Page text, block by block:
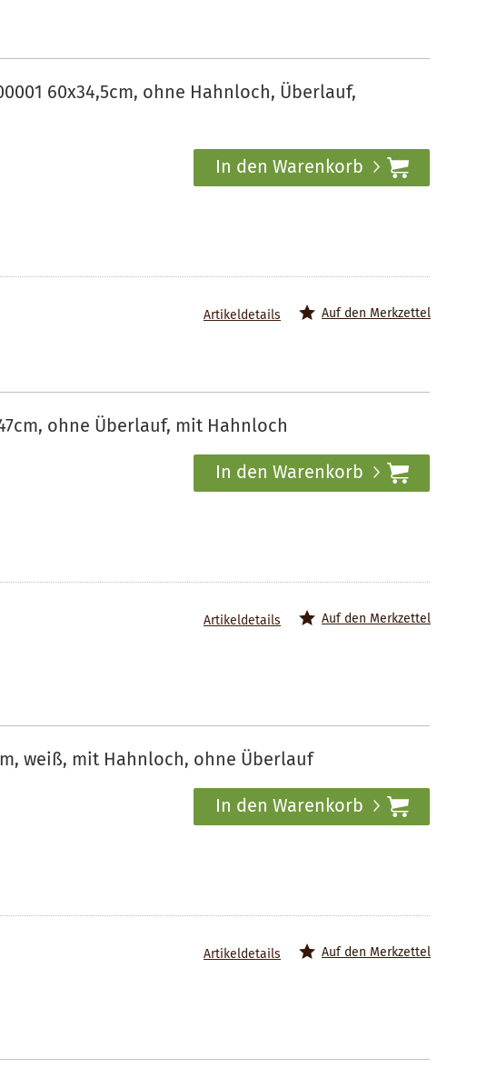
60x34,5cm, ohne Hahnloch, Überlauf,
In den Warenkorb
Auf den Merkzettel
Artikeldetails
ohne Überlauf, mit Hahnloch
In den Warenkorb
Auf den Merkzettel
Artikeldetails
weiß, mit Hahnloch, ohne Überlauf
In den Warenkorb
Auf den Merkzettel
Artikeldetails